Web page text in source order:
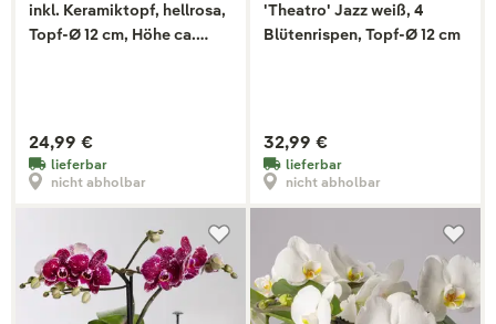
inkl. Keramiktopf, hellrosa,
Topf-Ø 12 cm, Höhe ca.
24,99 €
lieferbar
nicht abholbar
'Theatro' Jazz weiß, 4
Blütenrispen, Topf-Ø 12 cm
32,99 €
lieferbar
nicht abholbar